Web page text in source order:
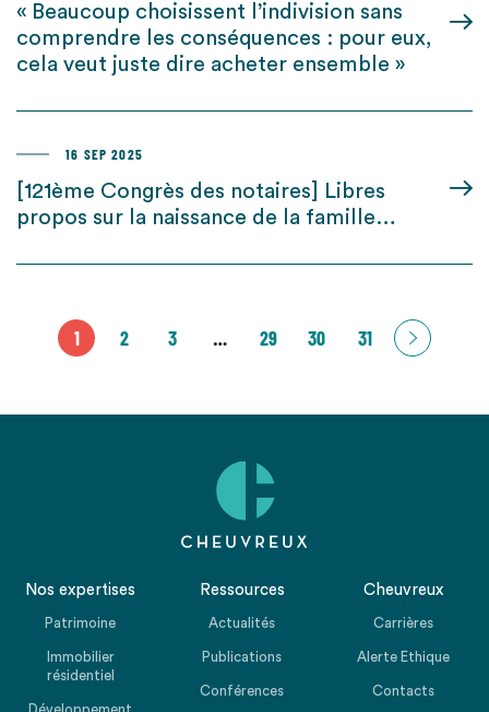
« Beaucoup choisissent l’indivision sans
comprendre les conséquences : pour eux,
cela veut juste dire acheter ensemble »
16 SEP 2025
[121ème Congrès des notaires] Libres
propos sur la naissance de la famille…
1 2 3 … 29 30 31
Nos expertises
Patrimoine
Immobilier
résidentiel
Ressources
Actualités
Publications
Conférences
Cheuvreux
Carrières
Alerte Ethique
Contacts